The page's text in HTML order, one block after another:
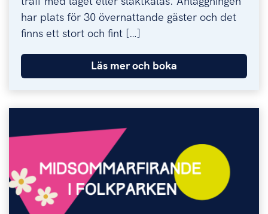
har plats för 30 övernattande gäster och det
finns ett stort och fint […]
Läs mer och boka